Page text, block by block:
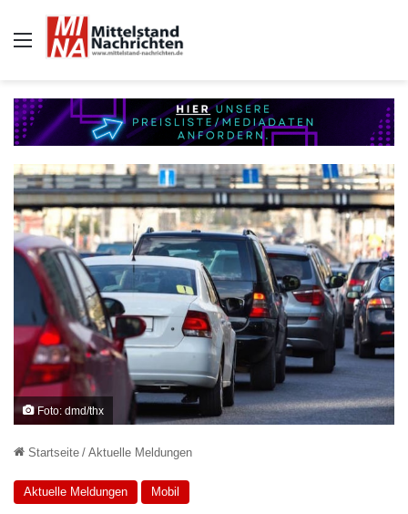
Auswahl
Foto: dmd/thx
Startseite / Aktuelle Meldungen
Aktuelle Meldungen Mobil